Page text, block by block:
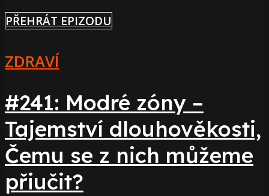
PŘEHRÁT EPIZODU
ZDRAVÍ
#241: Modré zóny –
Tajemství dlouhověkosti,
Čemu se z nich můžeme
přiučit?